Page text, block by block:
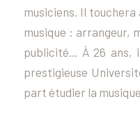
musiciens. Il
musique : arrangeur,
publicité… À 26 ans,
prestigieuse
part étudier la